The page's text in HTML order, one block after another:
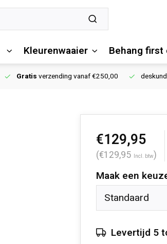
Kleurenwaaier Behang first
Gratis verzending vanaf €250,00
€129,95
(€129,95 Incl. btw)
Maak een
Standaard
Levertijd 5